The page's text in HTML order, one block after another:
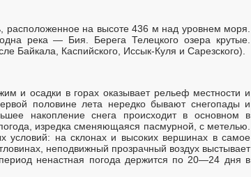
на высоте 436 м над уровнем моря.
река — Бия. Берега Телецкого озера крутые.
Байкала, Каспийского, Иссык-Куля и Сарезского).
и осадки в горах оказывает рельеф местности и
половине лета нередко бывают снегопады и
накопление снега происходит в основном в
изредка сменяющаяся пасмурной, с метелью.
условий: на склонах и высоких вершинах в самое
неподвижный прозрачный воздух выстывает
ненастная погода держится по 20—24 дня в